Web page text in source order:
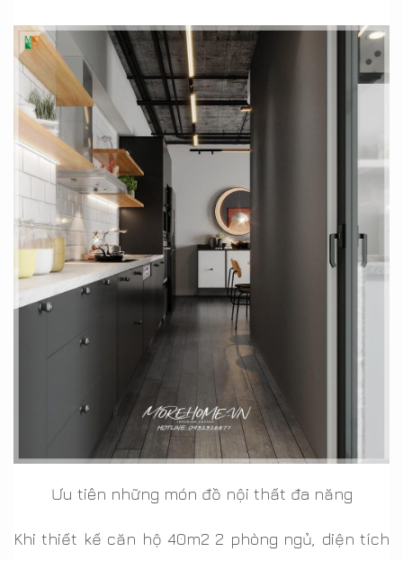
Ưu tiên những món đồ nội thất đa năng
Khi thiết kế căn hộ 40m2 2 phòng ngủ, diện tích